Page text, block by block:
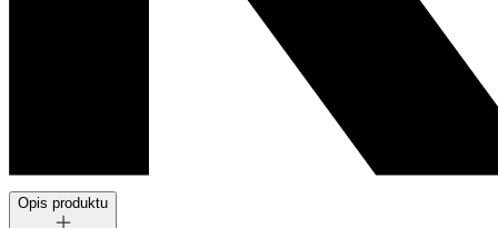
Opis produktu